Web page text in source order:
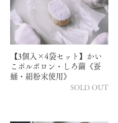
【3個入×4袋セット】かい
こポルボロン・しろ繭《蚕
蛹・絹粉末使用》
SOLD OUT